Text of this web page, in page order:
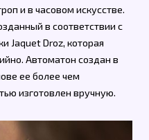
и в часовом искусстве.
в соответствии с
Jaquet Droz, которая
Автоматон создан в
ее более чем
изготовлен вручную.